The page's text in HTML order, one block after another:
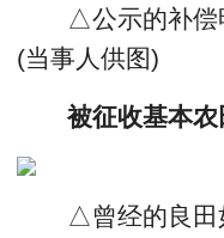
△公示的补偿
(当事人供图)
被征收基本
△曾经的良田